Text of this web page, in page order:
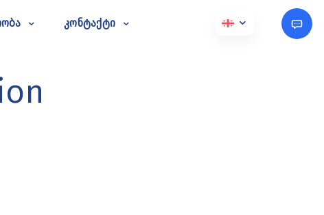
კონტაქტი